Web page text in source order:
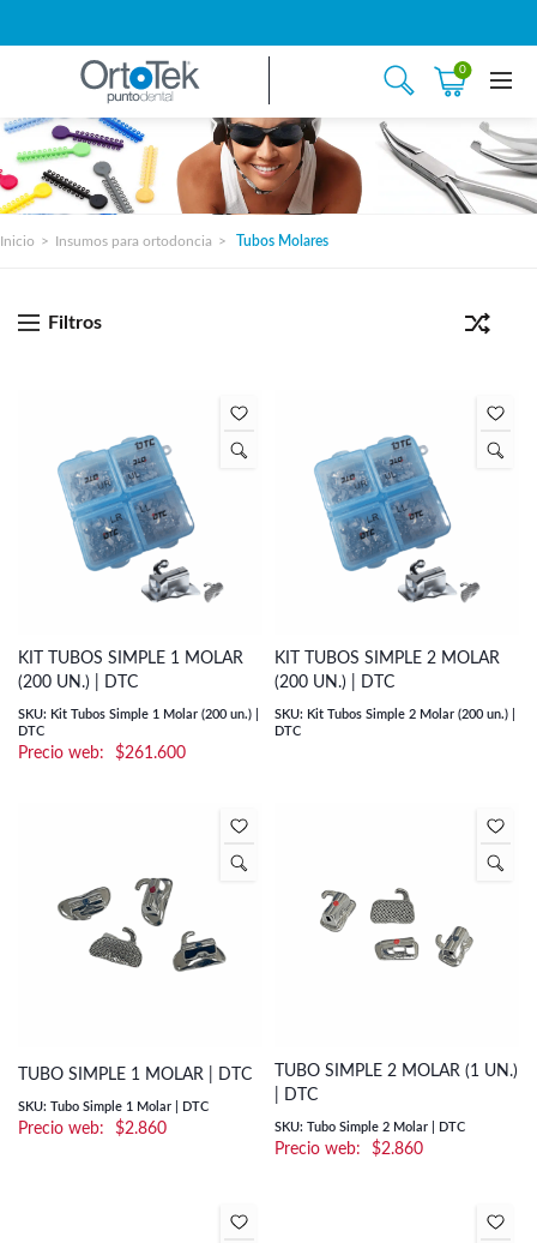
0
Inicio Insumos para ortodoncia Tubos Molares
Filtros
KIT TUBOS SIMPLE 1 MOLAR
(200 UN.) | DTC
SKU: Kit Tubos Simple 1 Molar (200 un.) |
DTC
$261.600
KIT TUBOS SIMPLE 2 MOLAR
(200 UN.) | DTC
SKU: Kit Tubos Simple 2 Molar (200 un.) |
DTC
TUBO SIMPLE 1 MOLAR | DTC
SKU: Tubo Simple 1 Molar | DTC
$2.860
TUBO SIMPLE 2 MOLAR (1 UN.)
| DTC
SKU: Tubo Simple 2 Molar | DTC
$2.860